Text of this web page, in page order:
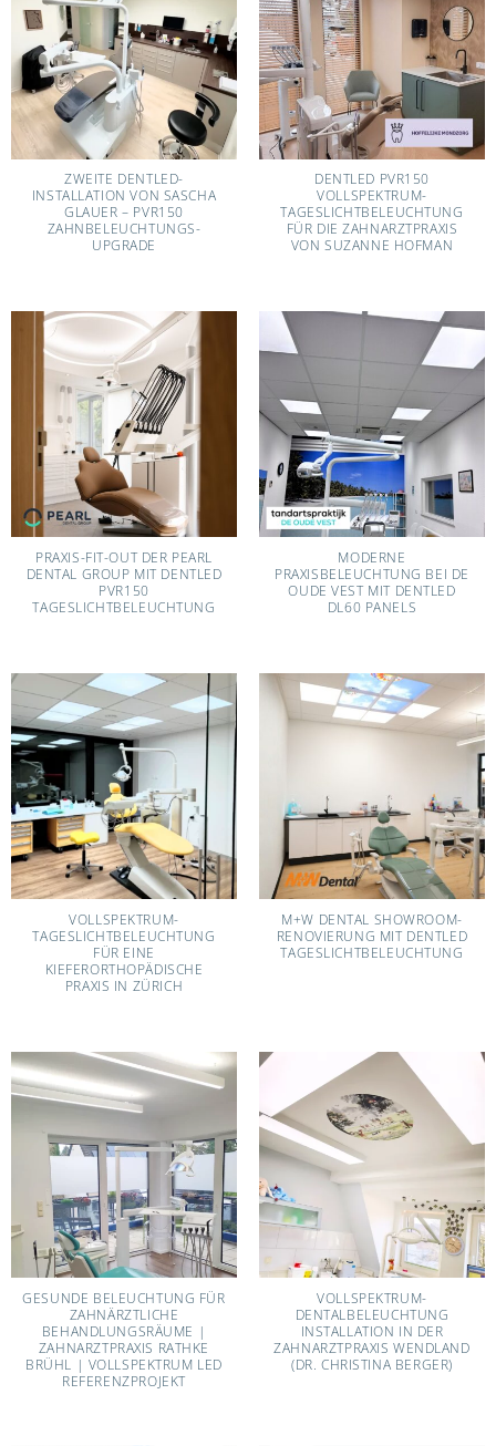
ZWEITE DENTLED-
INSTALLATION VON SASCHA
GLAUER – PVR150
ZAHNBELEUCHTUNGS-
UPGRADE
DENTLED PVR150
VOLLSPEKTRUM-
TAGESLICHTBELEUCHTUNG
FÜR DIE ZAHNARZTPRAXIS
VON SUZANNE HOFMAN
PRAXIS-FIT-OUT DER PEARL
DENTAL GROUP MIT DENTLED
PVR150
TAGESLICHTBELEUCHTUNG
MODERNE
PRAXISBELEUCHTUNG BEI DE
OUDE VEST MIT DENTLED
DL60 PANELS
VOLLSPEKTRUM-
TAGESLICHTBELEUCHTUNG
FÜR EINE
KIEFERORTHOPÄDISCHE
PRAXIS IN ZÜRICH
M+W DENTAL SHOWROOM-
RENOVIERUNG MIT DENTLED
TAGESLICHTBELEUCHTUNG
GESUNDE BELEUCHTUNG FÜR
ZAHNÄRZTLICHE
BEHANDLUNGSRÄUME |
ZAHNARZTPRAXIS RATHKE
BRÜHL | VOLLSPEKTRUM LED
REFERENZPROJEKT
VOLLSPEKTRUM-
DENTALBELEUCHTUNG
INSTALLATION IN DER
ZAHNARZTPRAXIS WENDLAND
(DR. CHRISTINA BERGER)